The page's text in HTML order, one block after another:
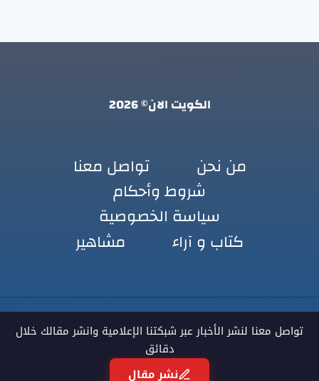
الكويت الان© 2026
من نحن
تواصل معنا
شروط وأحكام
سياسة الخصوصية
كتاب و آراء
مشاهير
تواصل معنا لنشر الأخبار عبر شبكتنا الإعلامية وانشر مقالك خلال
دقائق
نشر مقال